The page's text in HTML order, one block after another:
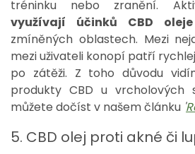
tréninku nebo zranění.
využívají účinků CBD oleje
zmíněných oblastech. Mezi
mezi uživateli konopí patří
po zátěži. Z toho důvodu
produkty CBD u vrcholových
můžete dočíst v našem článku
5. CBD olej proti akné či